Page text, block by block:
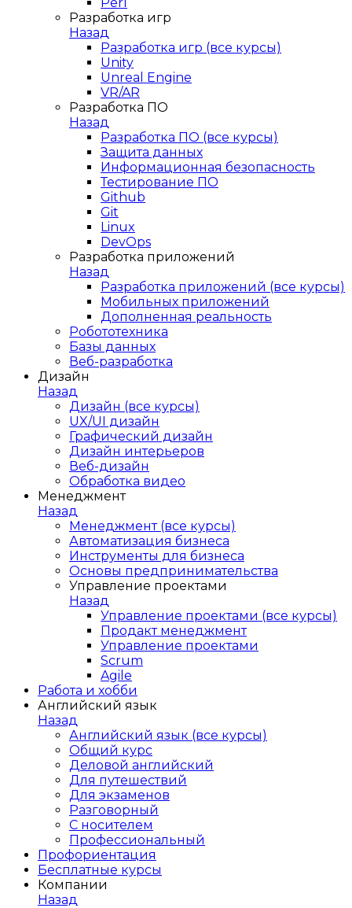
Разработка игр
Назад
Разработка игр (все курсы)
Unity
Unreal Engine
VR/AR
Разработка ПО
Назад
Разработка ПО (все курсы)
Защита данных
Информационная безопасность
Тестирование ПО
Github
Git
Linux
DevOps
Разработка приложений
Назад
Разработка приложений (все курсы)
Мобильных приложений
Дополненная реальность
Робототехника
Базы данных
Веб-разработка
Дизайн
Назад
Дизайн (все курсы)
UX/UI дизайн
Графический дизайн
Дизайн интерьеров
Веб-дизайн
Обработка видео
Менеджмент
Назад
Менеджмент (все курсы)
Автоматизация бизнеса
Инструменты для бизнеса
Основы предпринимательства
Управление проектами
Назад
Управление проектами (все курсы)
Продакт менеджмент
Управление проектами
Scrum
Agile
Работа и хобби
Английский язык
Назад
Английский язык (все курсы)
Общий курс
Деловой английский
Для путешествий
Для экзаменов
Разговорный
С носителем
Профессиональный
Профориентация
Бесплатные курсы
Компании
Назад